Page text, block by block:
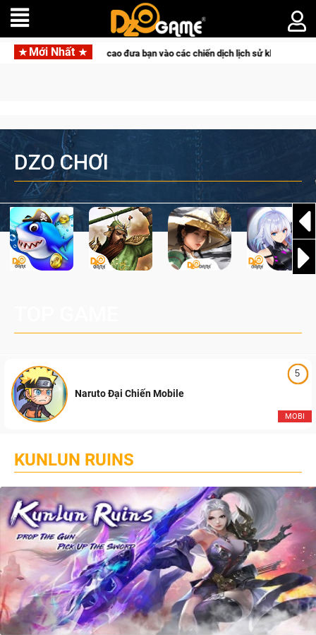
Mới Nhất
PvP tọa độ đỉnh cao đưa bạn vào các chiến dịch lịch sử khốc liệt
DZO CHƠI
5
MOBI
Naruto Đại Chiến Mobile
KUNLUN RUINS